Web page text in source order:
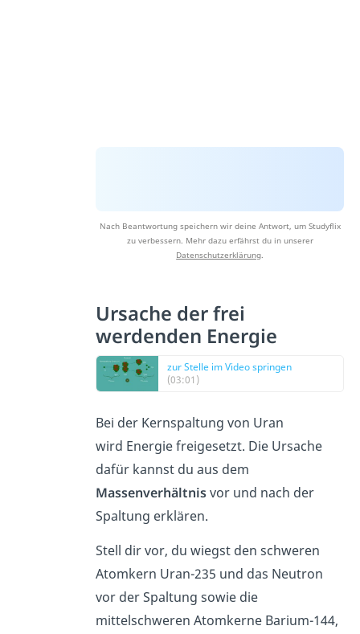
Nach Beantwortung speichern wir deine Antwort, um Studyflix
zu verbessern. Mehr dazu erfährst du in unserer
Datenschutzerklärung.
Ursache der frei
werdenden Energie
zur Stelle im Video springen
(03:01)
Bei der Kernspaltung von Uran
wird Energie freigesetzt. Die Ursache
dafür kannst du aus dem
Massenverhältnisvor und nach der
Spaltung erklären.
Stell dir vor, du wiegst den schweren
Atomkern Uran-235 und das Neutron
vor der Spaltung sowie die
mittelschweren Atomkerne Barium-144,